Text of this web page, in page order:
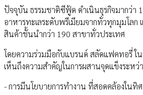
ปัจจุบัน ธรรมชาติซีฟู้ด ดำเนินธุรกิจมากว่า
อาหารทะเลระดับพรีเมียมจากทั่วทุกมุมโลก
สินค้าชั้นนำกว่า 190 สาขาทั่วประเทศ
โดยความร่วมมือกับแบรนด์ สลัดแฟคทอรี่ ใ
เห็นถึงความสำคัญในการผสานจุดแข็งระหว่
- การมีนโยบายการทำงาน ที่สอดคล้องในทิ